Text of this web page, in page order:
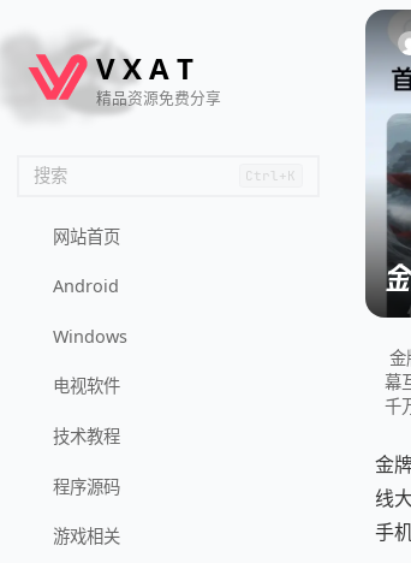
🙌
🐟
🏖️
VXA T
精品资源免费分享
搜索 Ctrl+K
网站首页
Android
Windows
电视软件
技术教程
程序源码
游戏相关
金
幕
千
金
线
手